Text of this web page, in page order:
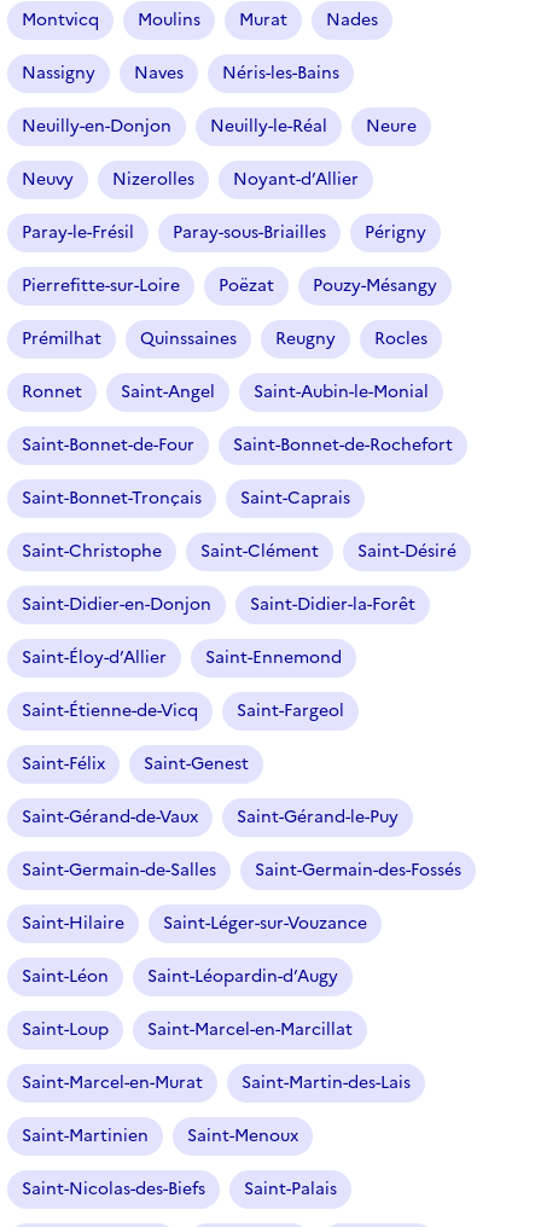
Montvicq Moulins Murat Nades
Nassigny Naves Néris-les-Bains
Neuilly-en-Donjon Neuilly-le-Réal Neure
Neuvy Nizerolles Noyant-d’Allier
Paray-le-Frésil Paray-sous-Briailles Périgny
Pierrefitte-sur-Loire Poëzat Pouzy-Mésangy
Prémilhat Quinssaines Reugny Rocles
Ronnet Saint-Angel Saint-Aubin-le-Monial
Saint-Bonnet-de-Four Saint-Bonnet-de-Rochefort
Saint-Bonnet-Tronçais Saint-Caprais
Saint-Christophe Saint-Clément Saint-Désiré
Saint-Didier-en-Donjon Saint-Didier-la-Forêt
Saint-Éloy-d’Allier Saint-Ennemond
Saint-Étienne-de-Vicq Saint-Fargeol
Saint-Félix Saint-Genest
Saint-Gérand-de-Vaux Saint-Gérand-le-Puy
Saint-Germain-de-Salles Saint-Germain-des-Fossés
Saint-Hilaire Saint-Léger-sur-Vouzance
Saint-Léon Saint-Léopardin-d’Augy
Saint-Loup Saint-Marcel-en-Marcillat
Saint-Marcel-en-Murat Saint-Martin-des-Lais
Saint-Martinien Saint-Menoux
Saint-Nicolas-des-Biefs Saint-Palais